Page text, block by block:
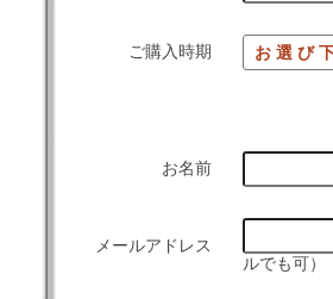
ご購入時期
お名前
メールアドレス
ルでも可）